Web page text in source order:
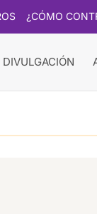
¿CÓMO